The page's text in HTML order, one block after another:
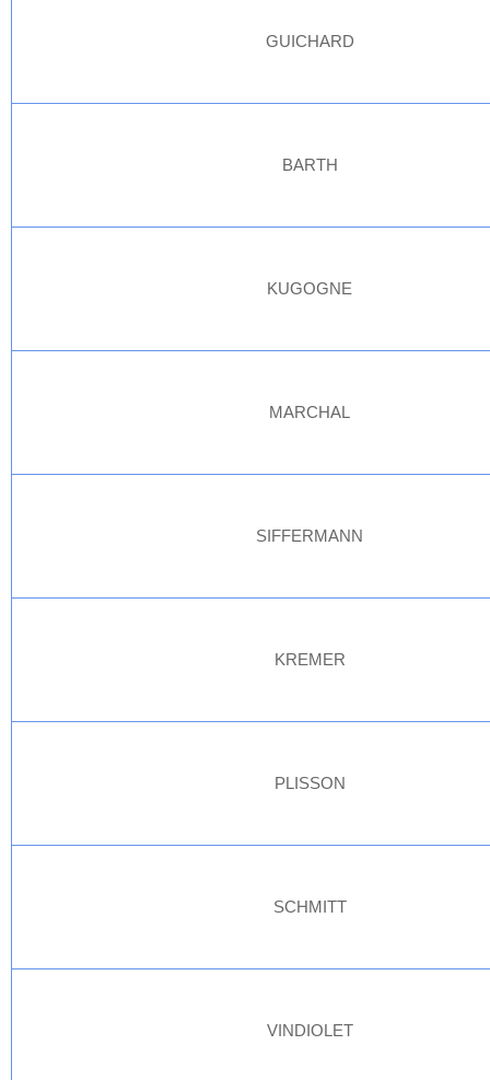
GUICHARD
BARTH
KUGOGNE
MARCHAL
SIFFERMANN
KREMER
PLISSON
SCHMITT
VINDIOLET